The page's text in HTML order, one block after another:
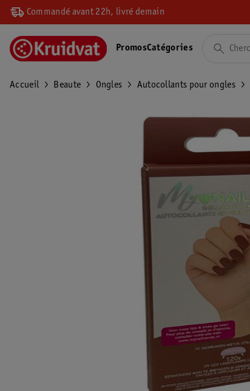
Commandé avant 22h, livré demain
PromosCatégories
Accueil Beaute Ongles Autocollants pour ongles